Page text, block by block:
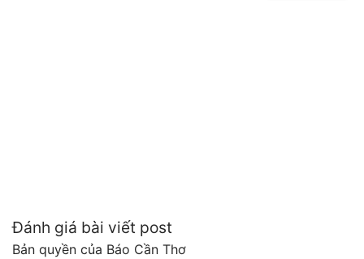
Đánh giá bài viết post
Bản quyền của Báo Cần Thơ